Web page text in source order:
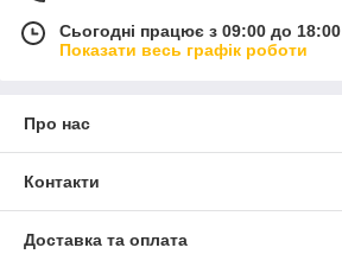
Сьогодні працює з 09:00 до 18:00
Показати весь графік роботи
Про нас
Контакти
Доставка та оплата